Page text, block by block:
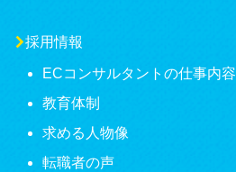
採用情報
ECコンサルタントの仕事内容
教育体制
求める人物像
転職者の声